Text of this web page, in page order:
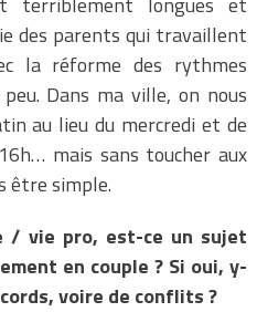
des parents qui travaillent
la réforme des rythmes
Dans ma ville, on nous
au lieu du mercredi et de
mais sans toucher aux
être simple.
/ vie pro, est-ce un sujet
en couple ? Si oui, y-
voire de conflits ?